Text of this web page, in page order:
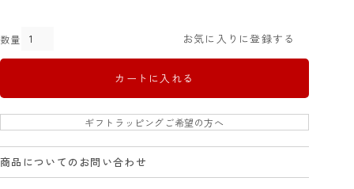
お気に入りに登録する
カートに入れる
ギフトラッピングご希望の方へ
商品についてのお問い合わせ